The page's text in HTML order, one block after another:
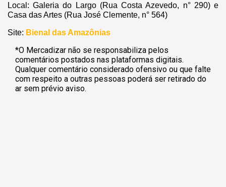
Local: Galeria do Largo (Rua Costa Azevedo, n° 290) e
Casa das Artes (Rua José Clemente, n° 564)
Site: Bienal das Amazônias
*O Mercadizar não se responsabiliza pelos
comentários postados nas plataformas digitais.
Qualquer comentário considerado ofensivo ou que falte
com respeito a outras pessoas poderá ser retirado do
ar sem prévio aviso.